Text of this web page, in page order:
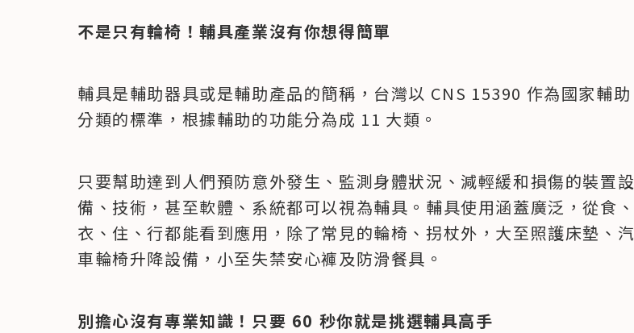
不是只有輪椅！輔具產業沒有你想得簡單
輔具是輔助器具或是輔助產品的簡稱，台灣以 CNS 15390 作為國家輔助
分類的標準，根據輔助的功能分為成 11 大類。
只要幫助達到人們預防意外發生、監測身體狀況、減輕緩和損傷的裝置設
備、技術，甚至軟體、系統都可以視為輔具。輔具使用涵蓋廣泛，從食、
衣、住、行都能看到應用，除了常見的輪椅、拐杖外，大至照護床墊、汽
車輪椅升降設備，小至失禁安心褲及防滑餐具。
別擔心沒有專業知識！只要 60 秒你就是挑選輔具高手